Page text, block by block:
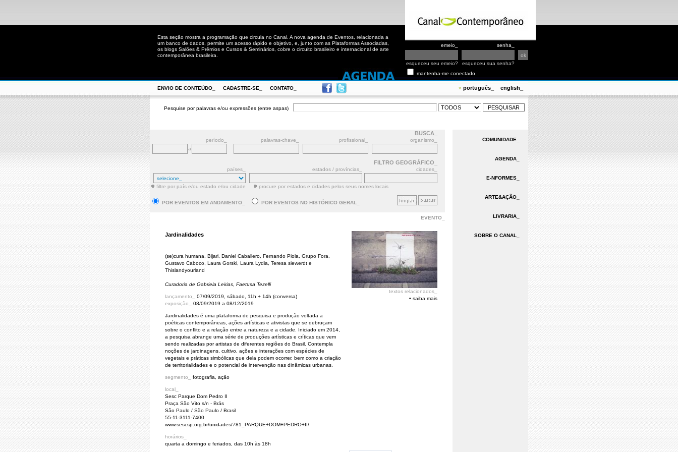
Esta seção mostra a programação que circula no Canal. A nova agenda de Eventos, relacionada a
um banco de dados, permite um acesso rápido e objetivo, e, junto com as Plataformas Associadas,
os blogs Salões & Prêmios e Cursos & Seminários, cobre o circuito brasileiro e internacional de arte
contemporânea brasileira.
emeio_ senha_
esqueceu seu emeio?
esqueceu sua senha?
mantenha-me conectado
ENVIO DE CONTEÚDO_ CADASTRE-SE_ CONTATO_ » português_ english_
Pesquise por palavras e/ou expressões (entre aspas)
BUSCA_
período_ palavras-chave_ profissional_
organismo_
a
FILTRO GEOGRÁFICO_
países_ estados / províncias_ cidades_
filtre por país e/ou estado e/ou cidade procure por estados e cidades pelos seus nomes locais
POR EVENTOS EM ANDAMENTO_ POR EVENTOS NO HISTÓRICO GERAL_
EVENTO_
Jardinalidades
(se)cura humana, Bijari, Daniel Caballero, Fernando Piola, Grupo Fora,
Gustavo Caboco, Laura Gorski, Laura Lydia, Teresa siewerdt e
Thislandyourland
Curadoria de Gabriela Leirias, Faetusa Tezelli
lançamento_ 07/09/2019, sábado, 11h + 14h (conversa)
exposição_ 08/09/2019 a 08/12/2019
Jardinalidades é uma plataforma de pesquisa e produção voltada a
poéticas contemporâneas, ações artísticas e ativistas que se debruçam
sobre o conflito e a relação entre a natureza e a cidade. Iniciado em 2014,
a pesquisa abrange uma série de produções artísticas e críticas que vem
sendo realizadas por artistas de diferentes regiões do Brasil. Contempla
noções de jardinagens, cultivo, ações e interações com espécies de
vegetais e práticas simbólicas que dela podem ocorrer, bem como a criação
de territorialidades e o potencial de intervenção nas dinâmicas urbanas.
segmento_ fotografia, ação
local_
Sesc Parque Dom Pedro II
Praça São Vito s/n - Brás
São Paulo / São Paulo / Brasil
55-11-3111-7400
www.sescsp.org.br/unidades/781_PARQUE+DOM+PEDRO+II/
horários_
quarta a domingo e feriados, das 10h às 18h
textos relacionados_
• saiba mais
COMUNIDADE_
AGENDA_
E-NFORMES_
ARTE&AÇÃO_
LIVRARIA_
SOBRE O CANAL_